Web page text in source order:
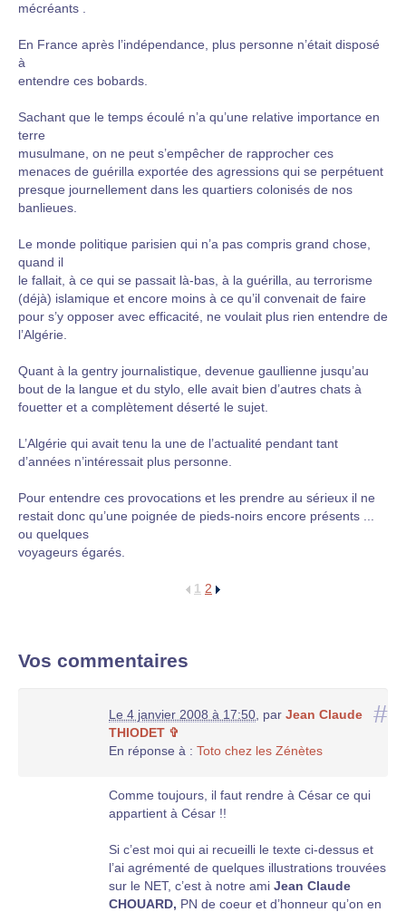
mécréants .
En France après l’indépendance, plus personne n’était disposé
à
entendre ces bobards.
Sachant que le temps écoulé n’a qu’une relative importance en
terre
musulmane, on ne peut s’empêcher de rapprocher ces
menaces de guérilla exportée des agressions qui se perpétuent
presque journellement dans les quartiers colonisés de nos
banlieues.
Le monde politique parisien qui n’a pas compris grand chose,
quand il
le fallait, à ce qui se passait là-bas, à la guérilla, au terrorisme
(déjà) islamique et encore moins à ce qu’il convenait de faire
pour s’y opposer avec efficacité, ne voulait plus rien entendre de
l’Algérie.
Quant à la gentry journalistique, devenue gaullienne jusqu’au
bout de la langue et du stylo, elle avait bien d’autres chats à
fouetter et a complètement déserté le sujet.
L’Algérie qui avait tenu la une de l’actualité pendant tant
d’années n’intéressait plus personne.
Pour entendre ces provocations et les prendre au sérieux il ne
restait donc qu’une poignée de pieds-noirs encore présents ...
ou quelques
voyageurs égarés.
1 2
Vos commentaires
#
Le 4 janvier 2008 à 17:50 par Jean Claude
THIODET ✞
En réponse à : Toto chez les Zénètes
Comme toujours, il faut rendre à César ce qui
appartient à César !!
Si c’est moi qui ai recueilli le texte ci-dessus et
l’ai agrémenté de quelques illustrations trouvées
sur le NET, c’est à notre ami Jean Claude
CHOUARD, PN de coeur et d’honneur qu’on en